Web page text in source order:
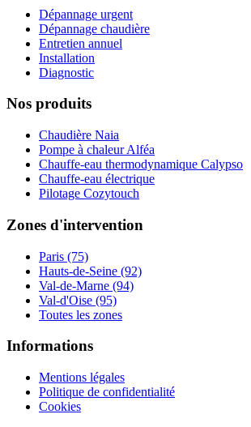
Dépannage urgent
Dépannage chaudière
Entretien annuel
Installation
Diagnostic
Nos produits
Chaudière Naia
Pompe à chaleur Alféa
Chauffe-eau thermodynamique Calypso
Chauffe-eau électrique
Pilotage Cozytouch
Zones d'intervention
Paris (75)
Hauts-de-Seine (92)
Val-de-Marne (94)
Val-d'Oise (95)
Toutes les zones
Informations
Mentions légales
Politique de confidentialité
Cookies